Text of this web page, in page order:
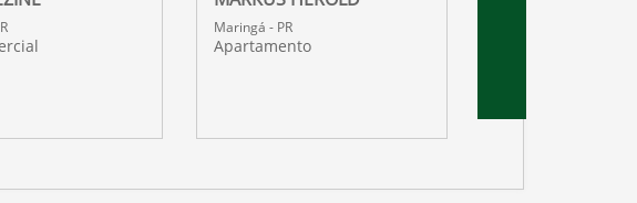
Maringá - PR
Apartamento